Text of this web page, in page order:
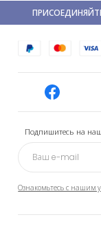
Подпишитесь на
Ознакомьтесь с нашим